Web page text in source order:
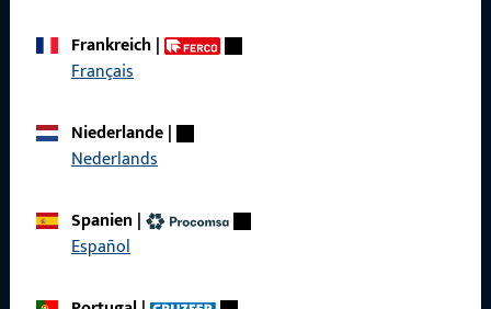
Frankreich|
Français
Niederlande|
Nederlands
Spanien |
Español